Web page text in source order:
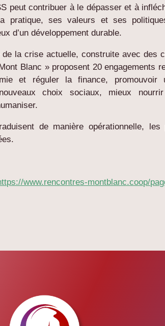
peut contribuer à le dépasser et à
pratique, ses valeurs et ses
d’un développement durable.
de la crise actuelle, construite avec des
Blanc » proposent 20 engagements
et réguler la finance, promouvoir
choix sociaux, mieux
de manière opérationnelle,
www.rencontres-montblanc.coop/